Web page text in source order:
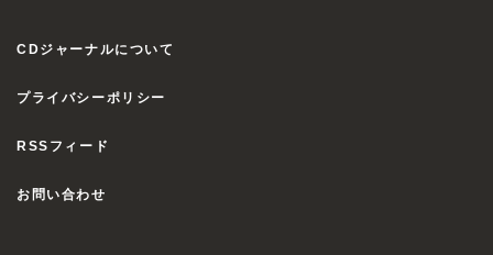
CDジャーナルについて
プライバシーポリシー
RSSフィード
お問い合わせ